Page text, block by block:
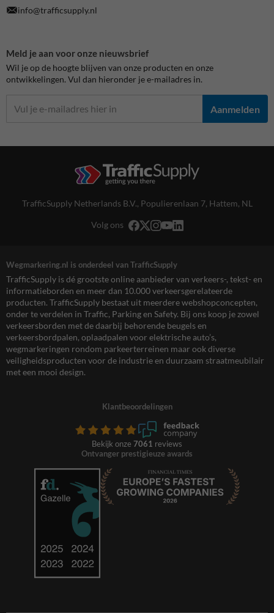
info@trafficsupply.nl
Meld je aan voor onze nieuwsbrief
Wil je op de hoogte blijven van onze producten en onze
ontwikkelingen. Vul dan hieronder je e-mailadres in.
Aanmelden
TrafficSupply Netherlands B.V., Populierenlaan 7, Hattem, NL
Volg ons
Wegmarkering.nl is onderdeel van TrafficSupply
TrafficSupply is dé grootste online aanbieder van verkeers-, tekst- en
informatieborden en meer dan 10.000 verkeersgerelateerde
producten. TrafficSupply bestaat uit meerdere webshopconcepten,
onder te verdelen in Traffic, Parking en Safety. Bij ons koop je zowel
verkeersborden met de daarbij behorende beugels en
verkeersbordpalen, oplaadpalen voor elektrische auto’s,
wegmarkeringen rondom parkeerterreinen maar ook diverse
veiligheidsproducten voor de industrie en duurzaam straatmeubilair
met een mooi design.
Klantbeoordelingen
Bekijk onze 7061 reviews
Ontvanger prestigieuze awards